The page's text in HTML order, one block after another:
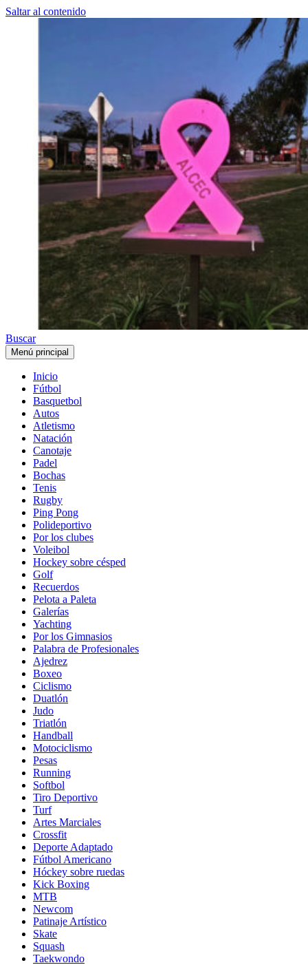
Saltar al contenido
Buscar
Menú principal
Inicio
Fútbol
Basquetbol
Autos
Atletismo
Natación
Canotaje
Padel
Bochas
Tenis
Rugby
Ping Pong
Polideportivo
Por los clubes
Voleibol
Hockey sobre césped
Golf
Recuerdos
Pelota a Paleta
Galerías
Yachting
Por los Gimnasios
Palabra de Profesionales
Ajedrez
Boxeo
Ciclismo
Duatlón
Judo
Triatlón
Handball
Motociclismo
Pesas
Running
Softbol
Tiro Deportivo
Turf
Artes Marciales
Crossfit
Deporte Adaptado
Fútbol Americano
Hóckey sobre ruedas
Kick Boxing
MTB
Newcom
Patinaje Artístico
Skate
Squash
Taekwondo